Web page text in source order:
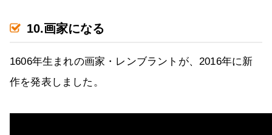
10.画家になる
1606年生まれの画家・レンブラントが、2016年に新
作を発表しました。